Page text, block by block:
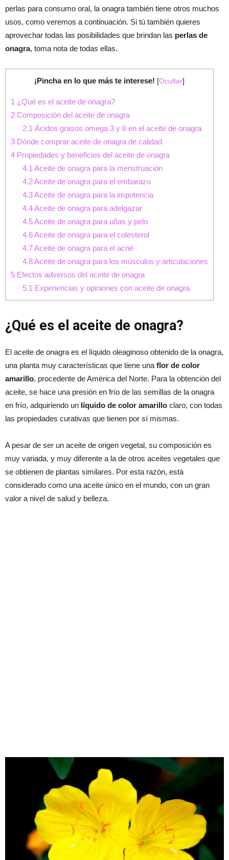
perlas para consumo oral, la onagra también tiene otros muchos
usos, como veremos a continuación. Si tú también quieres
aprovechar todas las posibilidades que brindan las perlas de
onagra, toma nota de todas ellas.
¡Pincha en lo que más te interese! [Ocultar]
1 ¿Qué es el aceite de onagra?
2 Composición del aceite de onagra
2.1 Ácidos grasos omega 3 y 6 en el aceite de onagra
3 Dónde comprar aceite de onagra de calidad
4 Propiedades y beneficios del aceite de onagra
4.1 Aceite de onagra para la menstruación
4.2Aceite de onagra para el embarazo
4.3Aceite de onagra para la impotencia
4.4Aceite de onagra para adelgazar
4.5Aceite de onagra para uñas y pelo
4.6Aceite de onagra para el colesterol
4.7Aceite de onagra para el acné
4.8Aceite de onagra para los músculos y articulaciones
5 Efectos adversos del aceite de onagra
5.1 Experiencias y opiniones con aceite de onagra
¿Qué es el aceite de onagra?
El aceite de onagra es el líquido oleaginoso obtenido de la onagra,
una planta muy características que tiene una flor de color
amarillo, procedente de América del Norte. Para la obtención del
aceite, se hace una presión en frío de las semillas de la onagra
en frío, adquiriendo un líquido de color amarillo claro, con todas
las propiedades curativas que tienen por sí mismas.
A pesar de ser un aceite de origen vegetal, su composición es
muy variada, y muy diferente a la de otros aceites vegetales que
se obtienen de plantas similares. Por esta razón, está
considerado como una aceite único en el mundo, con un gran
valor a nivel de salud y belleza.